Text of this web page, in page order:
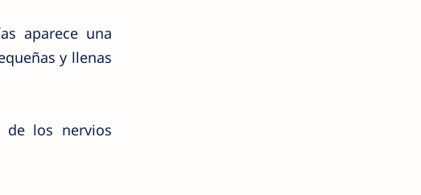
aparece una
y llenas
de los nervios